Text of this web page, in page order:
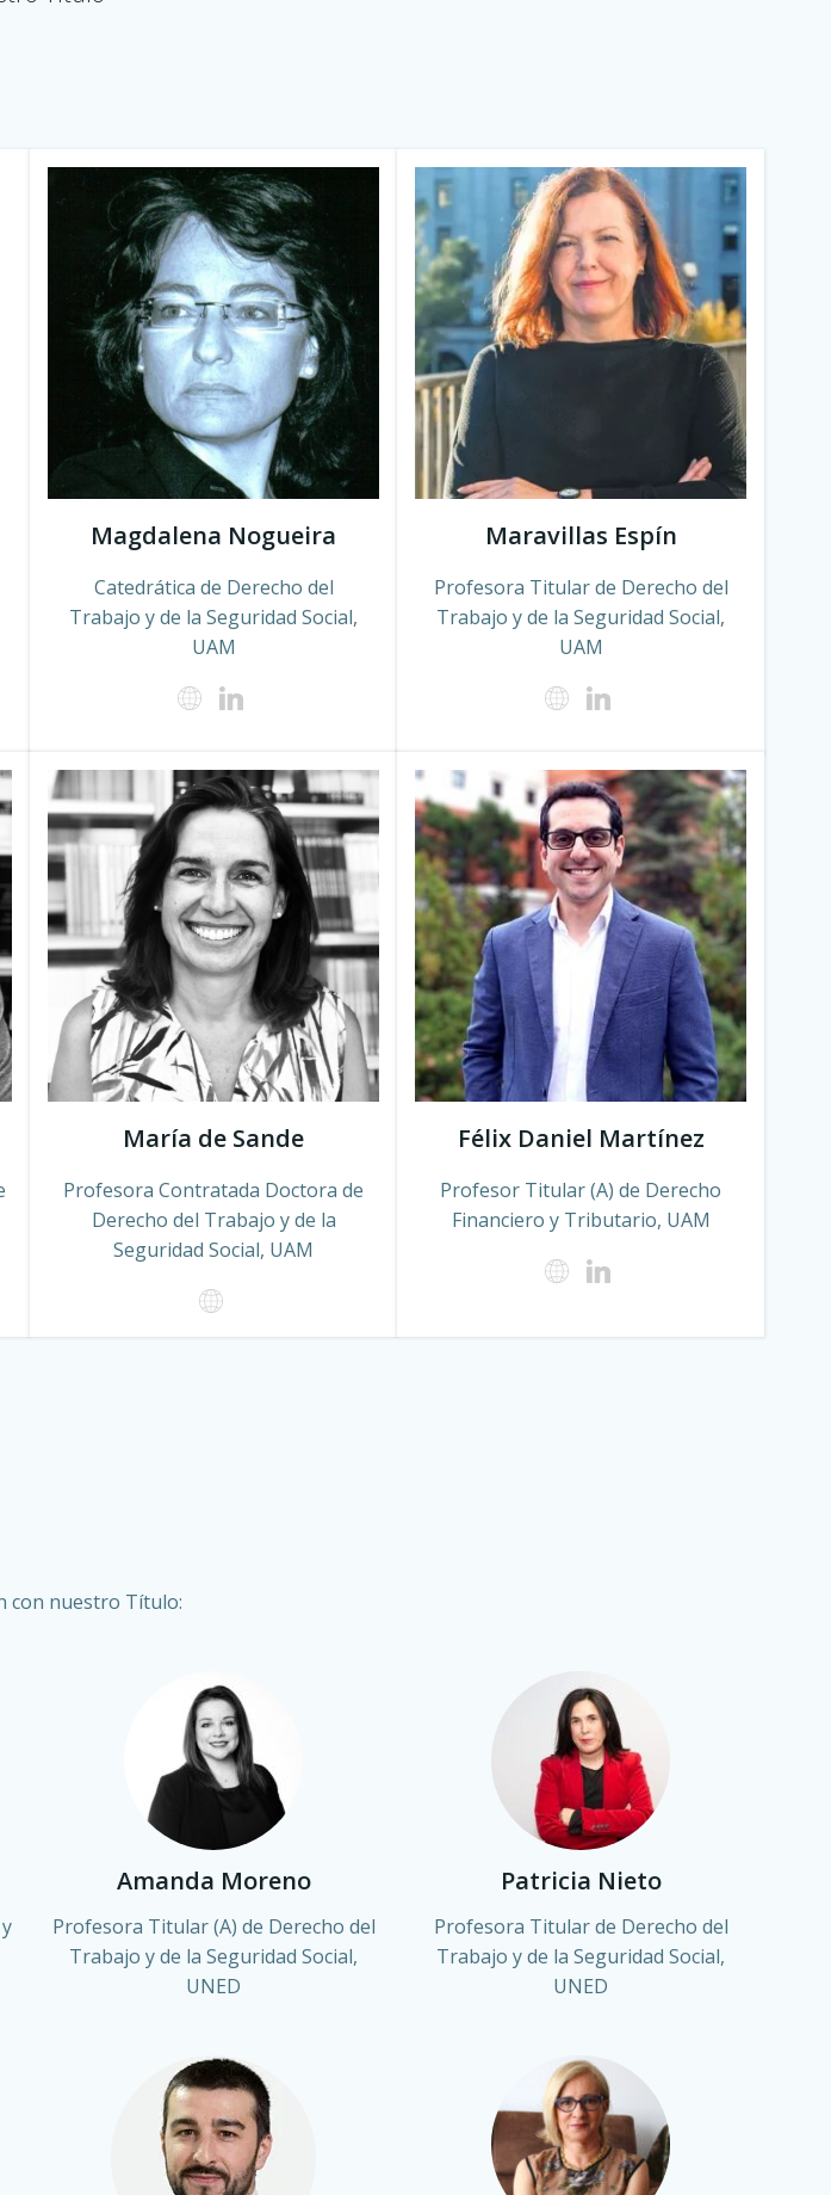
Magdalena Nogueira
Catedrática de Derecho del
Trabajo y de la Seguridad Social,
UAM
Maravillas Espín
Profesora Titular de Derecho del
Trabajo y de la Seguridad Social,
UAM
María de Sande
Profesora Contratada Doctora de
Derecho del Trabajo y de la
Seguridad Social, UAM
Félix Daniel Martínez
Profesor Titular (A) de Derecho
Financiero y Tributario, UAM
con nuestro Título:
Amanda Moreno
Profesora Titular (A) de Derecho del
Trabajo y de la Seguridad Social,
UNED
Patricia Nieto
Profesora Titular de Derecho del
Trabajo y de la Seguridad Social,
UNED